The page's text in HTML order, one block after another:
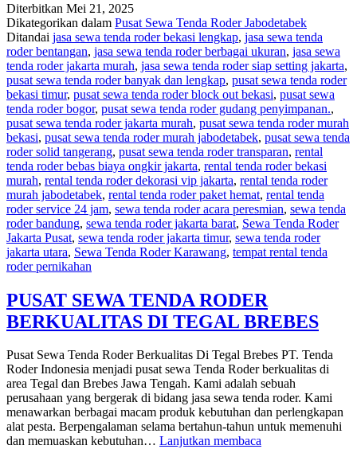
DUKUH
ZAMRUD
BEKASI
Diterbitkan Mei 21, 2025
Dikategorikan dalam Pusat Sewa Tenda Roder Jabodetabek
Ditandai jasa sewa tenda roder bekasi lengkap, jasa sewa tenda
roder bentangan, jasa sewa tenda roder berbagai ukuran, jasa sewa
tenda roder jakarta murah, jasa sewa tenda roder siap setting jakarta,
pusat sewa tenda roder banyak dan lengkap, pusat sewa tenda roder
bekasi timur, pusat sewa tenda roder block out bekasi, pusat sewa
tenda roder bogor, pusat sewa tenda roder gudang penyimpanan.,
pusat sewa tenda roder jakarta murah, pusat sewa tenda roder murah
bekasi, pusat sewa tenda roder murah jabodetabek, pusat sewa tenda
roder solid tangerang, pusat sewa tenda roder transparan, rental
tenda roder bebas biaya ongkir jakarta, rental tenda roder bekasi
murah, rental tenda roder dekorasi vip jakarta, rental tenda roder
murah jabodetabek, rental tenda roder paket hemat, rental tenda
roder service 24 jam, sewa tenda roder acara peresmian, sewa tenda
roder bandung, sewa tenda roder jakarta barat, Sewa Tenda Roder
Jakarta Pusat, sewa tenda roder jakarta timur, sewa tenda roder
jakarta utara, Sewa Tenda Roder Karawang, tempat rental tenda
roder pernikahan
PUSAT SEWA TENDA RODER
BERKUALITAS DI TEGAL BREBES
Pusat Sewa Tenda Roder Berkualitas Di Tegal Brebes PT. Tenda
Roder Indonesia menjadi pusat sewa Tenda Roder berkualitas di
area Tegal dan Brebes Jawa Tengah. Kami adalah sebuah
perusahaan yang bergerak di bidang jasa sewa tenda roder. Kami
menawarkan berbagai macam produk kebutuhan dan perlengkapan
alat pesta. Berpengalaman selama bertahun-tahun untuk memenuhi
dan memuaskan kebutuhan… Lanjutkan membaca